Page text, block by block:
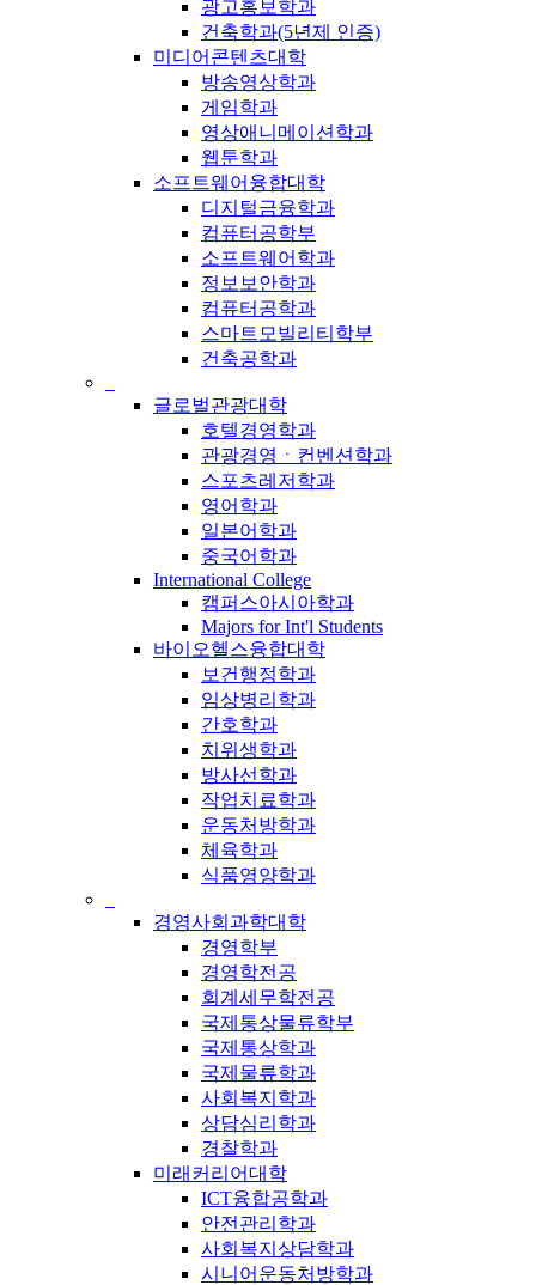
광고홍보학과
건축학과(5년제 인증)
미디어콘텐츠대학
방송영상학과
게임학과
영상애니메이션학과
웹툰학과
소프트웨어융합대학
디지털금융학과
컴퓨터공학부
소프트웨어학과
정보보안학과
컴퓨터공학과
스마트모빌리티학부
건축공학과
글로벌관광대학
호텔경영학과
관광경영ㆍ컨벤션학과
스포츠레저학과
영어학과
일본어학과
중국어학과
International College
캠퍼스아시아학과
Majors for Int'l Students
바이오헬스융합대학
보건행정학과
임상병리학과
간호학과
치위생학과
방사선학과
작업치료학과
운동처방학과
체육학과
식품영양학과
경영사회과학대학
경영학부
경영학전공
회계세무학전공
국제통상물류학부
국제통상학과
국제물류학과
사회복지학과
상담심리학과
경찰학과
미래커리어대학
ICT융합공학과
안전관리학과
사회복지상담학과
시니어운동처방학과